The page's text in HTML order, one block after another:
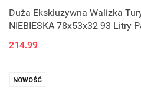
Duża Ekskluzywna Walizka
NIEBIESKA 78x53x32 93 Litry
214.99
NOWOŚĆ